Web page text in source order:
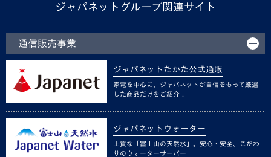
ジャパネットグループ関連サイト
通信販売事業
ジャパネットたかた公式通販
家電を中心に、ジャパネットが自信をもって厳選
した商品だけをご紹介！
ジャパネットウォーター
上質な「富士山の天然水」。安心・安全、こだわ
りのウォーターサーバー